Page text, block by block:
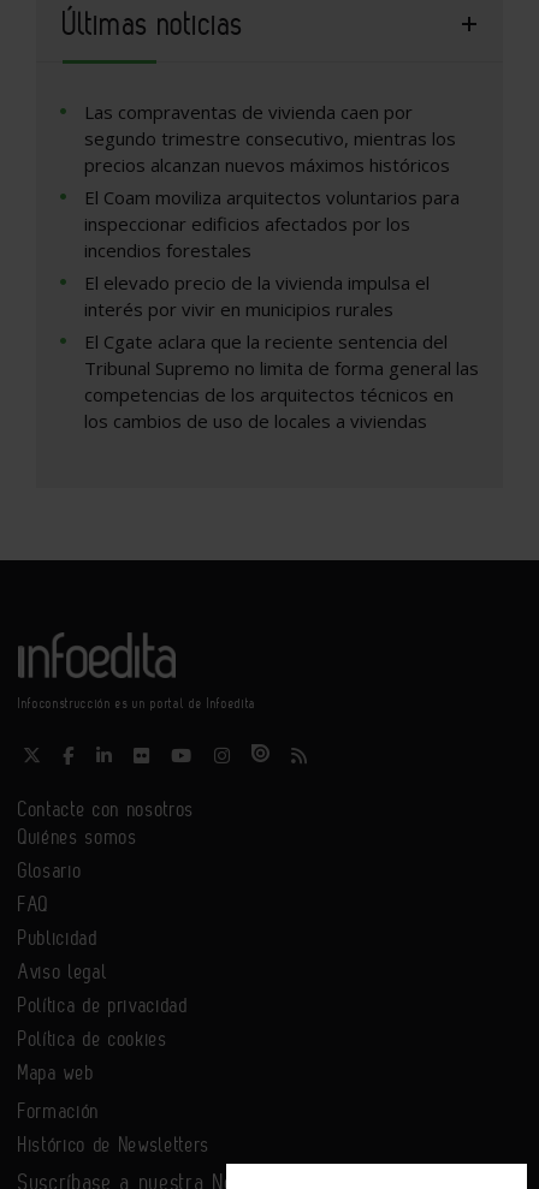
Últimas noticias
Las compraventas de vivienda caen por
segundo trimestre consecutivo, mientras los
precios alcanzan nuevos máximos históricos
El Coam moviliza arquitectos voluntarios para
inspeccionar edificios afectados por los
incendios forestales
El elevado precio de la vivienda impulsa el
interés por vivir en municipios rurales
El Cgate aclara que la reciente sentencia del
Tribunal Supremo no limita de forma general las
competencias de los arquitectos técnicos en
los cambios de uso de locales a viviendas
Infoconstrucción es un portal de Infoedita
Contacte con nosotros
Quiénes somos
Glosario
FAQ
Publicidad
Aviso legal
Política de privacidad
Política de cookies
Mapa web
Formación
Histórico de Newsletters
Suscríbase a nuestra Newsletter